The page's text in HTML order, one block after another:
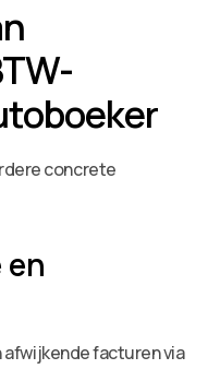
concrete
facturen via